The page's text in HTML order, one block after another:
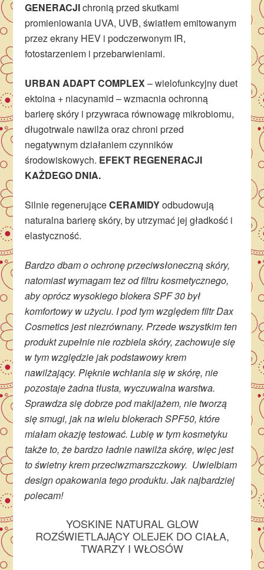
GENERACJIchronią przed skutkami
promieniowania UVA, UVB, światłem emitowanym
przez ekrany HEV i podczerwonym IR,
fotostarzeniem i przebarwieniami.
URBAN ADAPT COMPLEX– wielofunkcyjny duet
ektoina + niacynamid – wzmacnia ochronną
barierę skóry i przywraca równowagę mikrobiomu,
długotrwale nawilża oraz chroni przed
negatywnym działaniem czynników
środowiskowych. EFEKT REGENERACJI
KAŻDEGO DNIA.
Silnie regenerująceCERAMIDYodbudowują
naturalna barierę skóry, by utrzymać jej gładkość i
elastyczność.
Bardzo dbam o ochronę przeciwsłoneczną skóry,
natomiast wymagam tez od filtru kosmetycznego,
aby oprócz wysokiego blokera SPF 30 był
komfortowy w użyciu. I pod tym względem filtr Dax
Cosmetics jest niezrównany. Przede wszystkim ten
produkt zupełnie nie rozbiela skóry, zachowuje się
w tym względzie jak podstawowy krem
nawilżający. Pięknie wchłania się w skórę, nie
pozostaje żadna tłusta, wyczuwalna warstwa.
Sprawdza się dobrze pod makijażem, nie tworzą
się smugi, jak na wielu blokerach SPF50, które
miałam okazję testować. Lubię w tym kosmetyku
także to, że bardzo ładnie nawilża skórę, więc jest
to świetny krem przeciwzmarszczkowy. Uwielbiam
design opakowania tego produktu. Jak najbardziej
polecam!
YOSKINE NATURAL GLOW
ROZŚWIETLAJĄCY OLEJEK DO CIAŁA,
TWARZY I WŁOSÓW